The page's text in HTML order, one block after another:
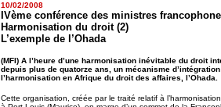
10/02/2008
IVème conférence des ministres
Harmonisation du droit (2)
L’exemple de l’Ohada
(MFI) A l’heure d’une harmonisation inévitable du droit
depuis plus de quatorze ans, un mécanisme
l’harmonisation en Afrique du droit des affaires, l’Ohada.
Cette organisation, créée par le traité relatif à